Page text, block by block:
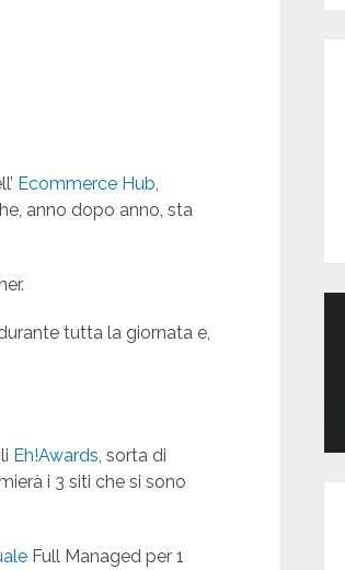
Ecommerce Hub
anno dopo anno, sta
tutta la giornata e,
Eh!Awards , sorta di
i 3 siti che si sono
Full Managed per 1